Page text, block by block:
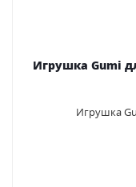
Игрушка Gumi
Игрушка